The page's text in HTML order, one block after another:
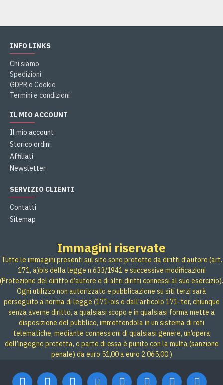
INFO LINKS
Chi siamo
Spedizioni
GDPR e Cookie
Termini e condizioni
IL MIO ACCOUNT
Il mio account
Storico ordini
Affiliati
Newsletter
SERVIZIO CLIENTI
Contatti
Sitemap
Immagini riservate
Tutte le immagini presenti sul sito sono protette da diritti d'autore (art.
171, a)bis della legge n.633/1941 e successive modificazioni
(Protezione del diritto d’autore e di altri diritti connessi al suo esercizio).
Ogni utilizzo non autorizzato e pubblicazione su siti terzi sarà
perseguito a norma di legge (171-bis e dall'articolo 171-ter, chiunque
senza averne diritto, a qualsiasi scopo e in qualsiasi forma mette a
disposizione del pubblico, immettendola in un sistema di reti
telematiche, mediante connessioni di qualsiasi genere, un’opera
dell’ingegno protetta, o parte di essa è punito con la multa (sanzione
penale) da euro 51,00 a euro 2.065,00.)